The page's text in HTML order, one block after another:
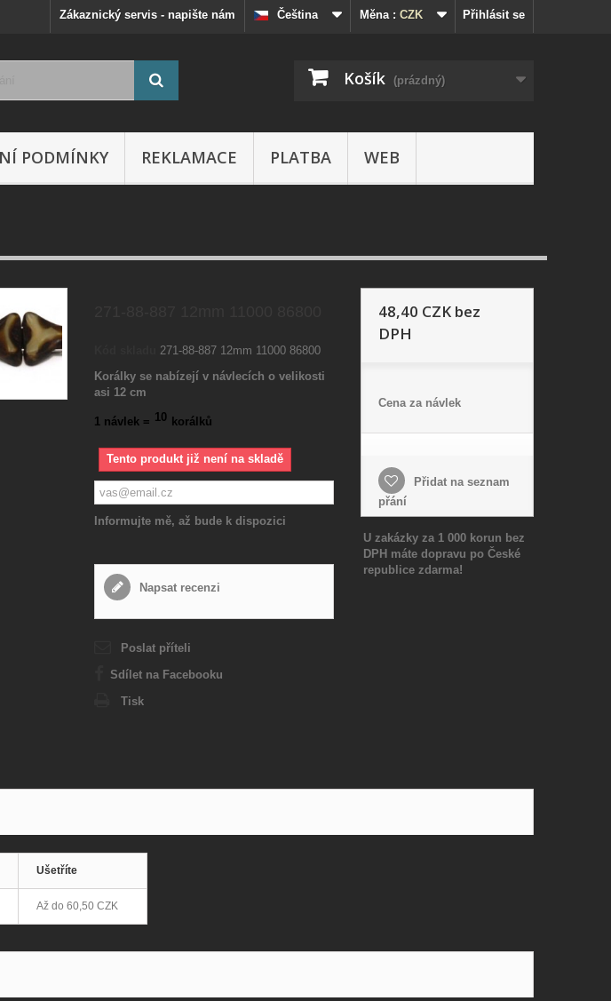
Přihlásit se
Měna : CZK
Čeština
Zákaznický servis - napište nám
Košík (prázdný)
PODMÍNKY REKLAMACE PLATBA WEB
271-88-887 12mm 11000 86800
Korálky se nabízejí v návlecích o velikosti
asi 12 cm
1 návlek = 10 korálků
Tento produkt již není na skladě
Informujte mě, až bude k dispozici
Napsat recenzi
Poslat příteli
Sdílet na Facebooku
Tisk
48,40 CZKbez
DPH
Cena za návlek
Přidat na seznam
přání
U zakázky za 1 000 korun bez
DPH máte dopravu po České
republice zdarma!
Ušetříte
Až do 60,50 CZK